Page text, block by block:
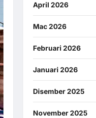
April 2026
Mac 2026
Februari 2026
Januari 2026
Disember 2025
November 2025